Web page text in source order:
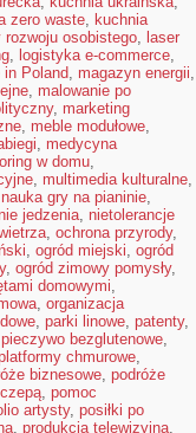
zero waste, kuchnia
rozwoju osobistego, laser
, logistyka e-commerce,
in Poland, magazyn energii,
, malowanie po
, marketing
, meble modułowe,
, medycyna
w domu,
, multimedia kulturalne,
nauka gry na pianinie,
jedzenia, nietolerancje
, ochrona przyrody,
, ogród miejski, ogród
, ogród zimowy pomysły,
domowymi,
, organizacja
, parki linowe, patenty,
pieczywo bezglutenowe,
chmurowe,
biznesowe, podróże
, pomoc
artysty, posiłki po
, produkcja telewizyjna,